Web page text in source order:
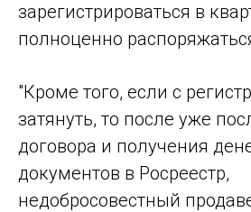
зарегистрироваться в
полноценно
"Кроме того, если с
затянуть, то после уже
договора и получения
документов в Росреестр,
недобросовестный